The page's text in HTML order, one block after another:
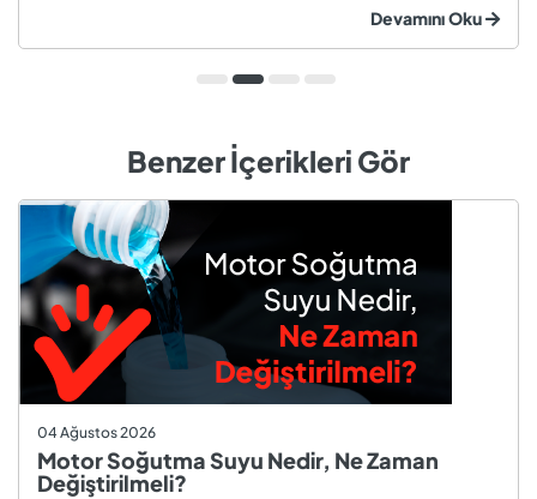
zorundadır. Araç muayenesi; otomobil, motosiklet,
kamyon, kamyo...
Devamını Oku
Benzer İçerikleri Gör
04 Ağustos 2026
Motor Soğutma Suyu Nedir, Ne Zaman
Değiştirilmeli?